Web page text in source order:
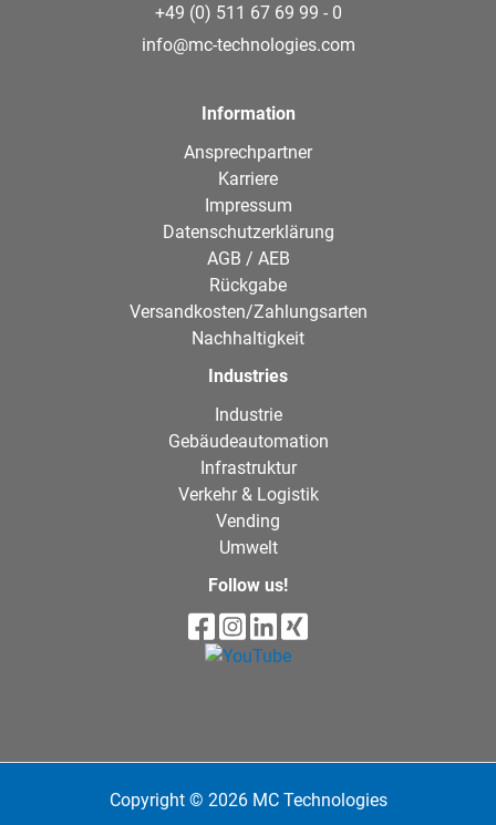
+49 (0) 511 67 69 99 - 0
info@mc-technologies.com
Information
Ansprechpartner
Karriere
Impressum
Datenschutzerklärung
AGB / AEB
Rückgabe
Versandkosten/Zahlungsarten
Nachhaltigkeit
Industries
Industrie
Gebäudeautomation
Infrastruktur
Verkehr & Logistik
Vending
Umwelt
Follow us!
Copyright © 2026 MC Technologies